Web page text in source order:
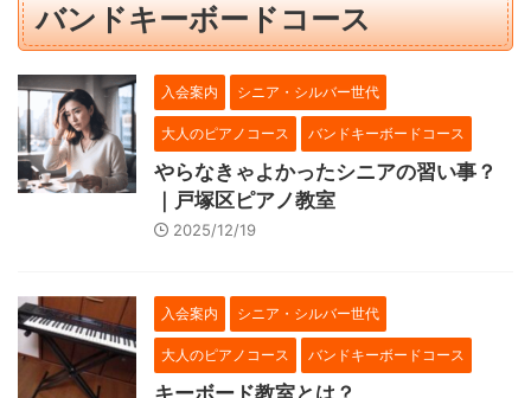
バンドキーボードコース
入会案内 シニア・シルバー世代
大人のピアノコース バンドキーボードコース
やらなきゃよかったシニアの習い事？
｜戸塚区ピアノ教室
2025/12/19
入会案内 シニア・シルバー世代
大人のピアノコース バンドキーボードコース
キーボード教室とは？